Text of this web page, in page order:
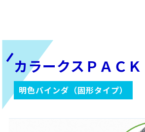
カラークスＰＡＣＫ
明色バインダ（固形タイプ）